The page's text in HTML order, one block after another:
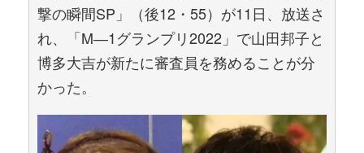
撃の瞬間SP」（後12・55）が11日、放送さ
れ、「M―1グランプリ2022」で山田邦子と
博多大吉が新たに審査員を務めることが分
かった。